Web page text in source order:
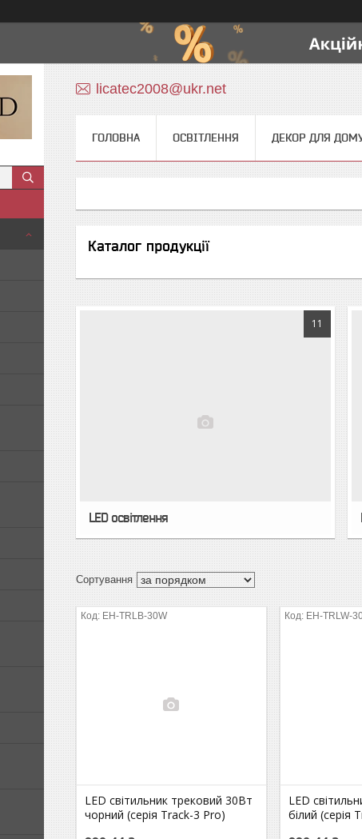
licatec2008@ukr.net
ГОЛОВНА ОСВІТЛЕННЯ ДЕКОР ДЛЯ
Каталог продукції
11
LED освітлення
EH-TRLB-30W
LED світильник трековий 30Вт
чорний (серія Track-3 Pro)
EH-TRLW-
LED
білий (серія